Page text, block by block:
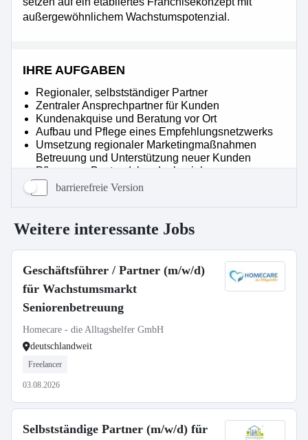
barrierefreie Version
Weitere interessante Jobs
Geschäftsführer / Partner (m/w/d)
für Wachstumsmarkt
Seniorenbetreuung
Homecare - die Alltagshelfer GmbH
deutschlandweit
Freelancer
03.08.2026
Selbstständige Partner (m/w/d) für